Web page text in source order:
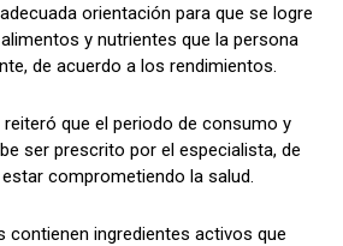
orientación para que se logre
y nutrientes que la persona
de acuerdo a los rendimientos.
reiteró que el periodo de consumo y
ser prescrito por el especialista, de
comprometiendo la salud.
contienen ingredientes activos que